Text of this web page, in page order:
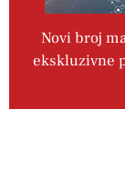
Novi broj
ekskluzivne